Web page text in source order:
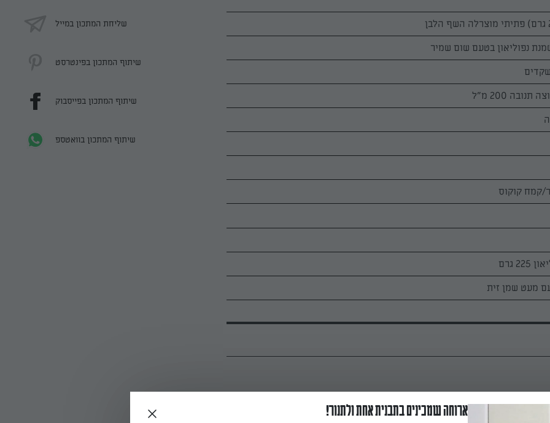
גרם
מעט שמן זית
ממיסים כדקה פתיתי מוצרלה וגבינת שמנת.
שליחת המתכון במייל
שיתוף המתכון בפינטרסט
שיתוף המתכון בפייסבוק
שיתוף המתכון בוואטספ
ארוחה שמכינים בתבנית אחת ולתנור!